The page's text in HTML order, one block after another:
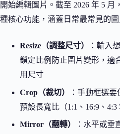
開始編輯圖片。截至 2026 年 5 月
種核心功能，涵蓋日常最常見的圖
Resize（調整尺寸）
：輸入
鎖定比例防止圖片變形，適
用尺寸
Crop（裁切）
：手動框選
預設長寬比（1:1、16:9、
Mirror（翻轉）
：水平或垂